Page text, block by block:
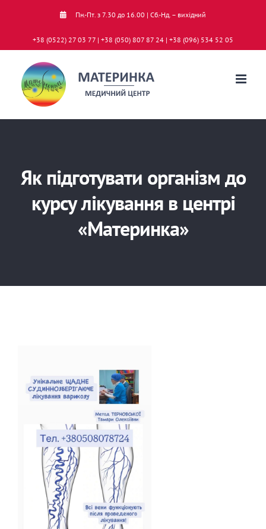
Пн.-Пт. з 7.30 до 16.00 | Сб.-Нд. – вихідний
+38 (0522) 27 03 77 | +38 (050) 807 87 24 | +38 (096) 534 52 05
Як підготувати організм до
курсу лікування в центрі
«Материнка»